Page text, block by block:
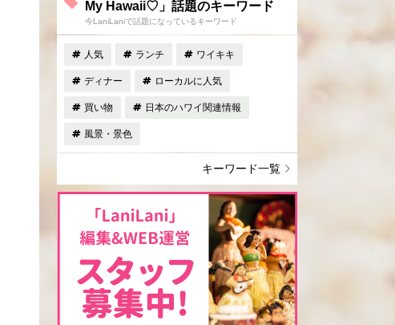
My Hawaii♡」話題のキーワード
今LaniLaniで話題になっているキーワード
人気 ランチ ワイキキ
ディナー ローカルに人気
買い物 日本のハワイ関連情報
風景・景色
キーワード一覧